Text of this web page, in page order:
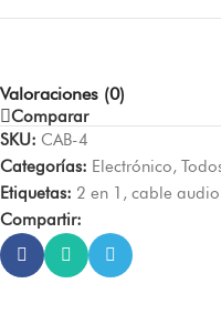
Valoraciones (0)
Comparar
SKU: CAB-4
Categorías: Electrónico,
Etiquetas: 2 en 1 , cable audio
Compartir: